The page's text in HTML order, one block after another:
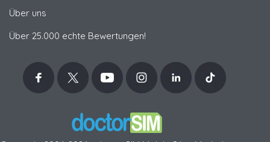
Über uns
Über 25.000 echte Bewertungen!